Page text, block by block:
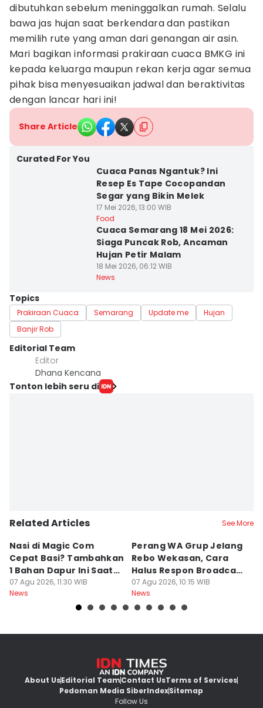
dibutuhkan sebelum meninggalkan rumah. Selalu
bawa jas hujan saat berkendara dan pastikan
memilih rute yang aman dari genangan air asin.
Mari bagikan informasi prakiraan cuaca BMKG ini
kepada keluarga maupun rekan kerja agar semua
pihak bisa menyesuaikan jadwal dan beraktivitas
dengan lancar hari ini!
Share Article
Curated For You
Cuaca Panas Ngantuk? Ini
Resep Es Tape Cocopandan
Segar yang Bikin Melek
17 Mei 2026, 13:00 WIB
Food
Cuaca Semarang 18 Mei 2026:
Siaga Puncak Rob, Ancaman
Hujan Petir Malam
18 Mei 2026, 06:12 WIB
News
Topics
Prakiraan Cuaca Semarang Update me
Hujan
Banjir Rob
Editorial Team
Editor
Dhana Kencana
Tonton lebih seru di
Related Articles See More
Nasi di Magic Com
Cepat Basi? Tambahkan
1 Bahan Dapur Ini Saat
Menanak, Awet 2 Hari
07 Agu 2026, 11:30 WIB
News
Perang WA Grup Jelang
Rebo Wekasan, Cara
Halus Respon Broadcast
Parno
07 Agu 2026, 10:15 WIB
News
About UsEditorial TeamContact UsTerms of Services
Pedoman Media SiberIndexSitemap
Follow Us